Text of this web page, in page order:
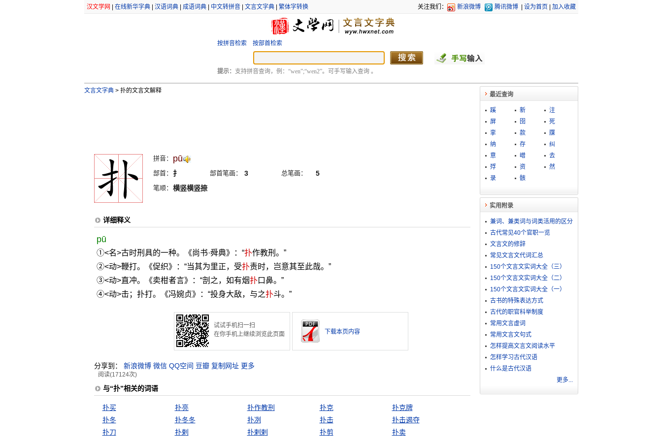
汉文学网 在线新华字典| 汉语词典| 成语词典| 中文转拼音| 文言文字典| 繁体字转换 关注我们： 新浪微博 腾讯微博 设为首页 加入收藏
按拼音检索 按部首检索
提示： 支持拼音查询，例：“wen”;“wen2”。可手写输入查询 。
文言文字典 >扑的文言文解释
拼音： pū
部首： 扌 部首笔画： 3 总笔画： 5
笔顺： 横竖横竖捺
详细释义
pū
①<名>古时刑具的一种。《尚书·舜典》：“扑作教刑。”
②<动>鞭打。《促织》：“当其为里正，受扑责时，岂意其至此哉。”
③<动>直冲。《卖柑者言》：“剖之，如有烟扑口鼻。”
④<动>击；扑打。《冯婉贞》：“投身大敌，与之扑斗。”
试试手机扫一扫
在你手机上继续浏览此页面
下载本页内容
分享到： 新浪微博 微信 QQ空间 豆瓣 复制网址 更多
阅读(17124次)
与“扑”相关的词语
扑买 扑亮 扑作教刑 扑克
扑克牌
扑冬
扑冬冬 扑冽 扑击
扑击遏夺
扑刀
扑剌 扑剌剌 扑剪
扑卖
最近查询
蹊 新
注
屏
囹
死
挛
款
牒
纳
存
纠
意
嶒
去
殍
资
然
录
骸
实用附录
兼词、兼类词与词类活用的区分
古代常见40个官职一览
文言文的修辞
常见文言文代词汇总
150个文言文实词大全（三）
150个文言文实词大全（二）
150个文言文实词大全（一）
古书的特殊表达方式
古代的职官科举制度
常用文言虚词
常用文言文句式
怎样提高文言文阅读水平
怎样学习古代汉语
什么是古代汉语
更多...